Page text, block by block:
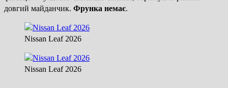
довгий майданчик. Фрунка немає.
Nissan Leaf 2026
Nissan Leaf 2026